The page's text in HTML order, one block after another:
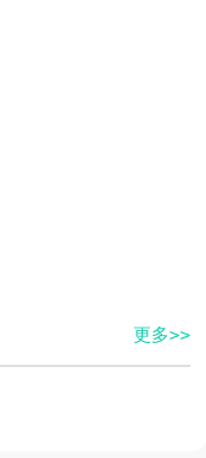
更多>>